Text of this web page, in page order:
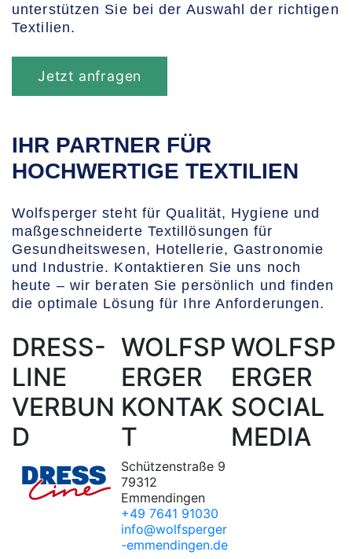
unterstützen Sie bei der Auswahl der richtigen
Textilien.
Jetzt anfragen
IHR PARTNER FÜR
HOCHWERTIGE TEXTILIEN
Wolfsperger steht für Qualität, Hygiene und
maßgeschneiderte Textillösungen für
Gesundheitswesen, Hotellerie, Gastronomie
und Industrie. Kontaktieren Sie uns noch
heute – wir beraten Sie persönlich und finden
die optimale Lösung für Ihre Anforderungen.
DRESS-
LINE
VERBUN
D
WOLFSP
ERGER
KONTAK
T
Schützenstraße 9
79312
Emmendingen
+49 7641 91030
info@wolfsperger
-emmendingen.de
WOLFSP
ERGER
SOCIAL
MEDIA